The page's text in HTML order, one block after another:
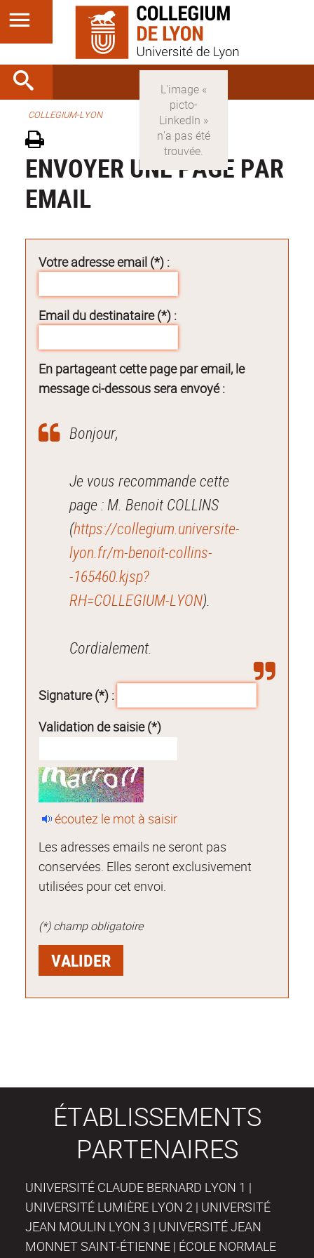
COLLEGIUM-LYON
ENVOYER UNE PAGE PAR
EMAIL
Votre adresse email (*) :
Email du destinataire (*) :
En partageant cette page par email, le
message ci-dessous sera envoyé :
Bonjour,
Je vous recommande cette
page : M. Benoit COLLINS
(https://collegium.universite-
lyon.fr/m-benoit-collins-
-165460.kjsp?
RH=COLLEGIUM-LYON).
Cordialement.
Signature (*) :
Validation de saisie (*)
écoutez le mot à saisir
Les adresses emails ne seront pas
conservées. Elles seront exclusivement
utilisées pour cet envoi.
(*) champ obligatoire
ÉTABLISSEMENTS
PARTENAIRES
UNIVERSITÉ CLAUDE BERNARD LYON 1 |
UNIVERSITÉ LUMIÈRE LYON 2 | UNIVERSITÉ
JEAN MOULIN LYON 3 | UNIVERSITÉ JEAN
MONNET SAINT-ÉTIENNE | ÉCOLE NORMALE